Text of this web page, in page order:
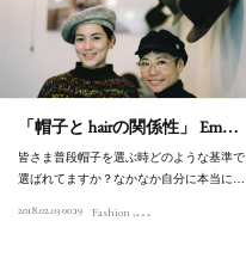
「帽子と hairの関係性」 Em…
皆さま普段帽子を選ぶ時どのような基準で
選ばれてますか？なかなか自分に本当に…
2018.02.03 00:19 Fashion event